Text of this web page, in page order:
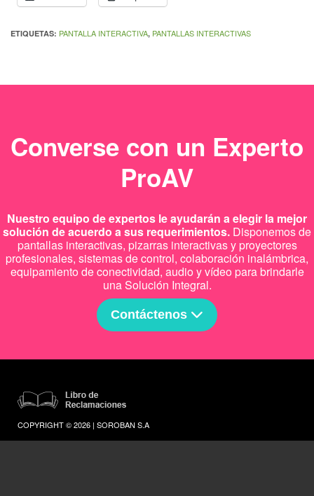
ETIQUETAS: PANTALLA INTERACTIVA, PANTALLAS INTERACTIVAS
Converse con un Experto
ProAV
Nuestro equipo de expertos le ayudarán a elegir la mejor
solución de acuerdo a sus requerimientos. Disponemos de
pantallas interactivas, pizarras interactivas y proyectores
profesionales, sistemas de control, colaboración inalámbrica,
equipamiento de conectividad, audio y vídeo para brindarle
una Solución Integral.
Contáctenos
COPYRIGHT © 2026 | SOROBAN S.A